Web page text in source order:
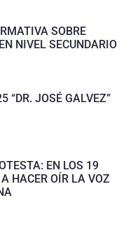
SOBRE
NIVEL SECUNDARIO
“DR. JOSÉ GALVEZ”
EN LOS 19
HACER OÍR LA VOZ